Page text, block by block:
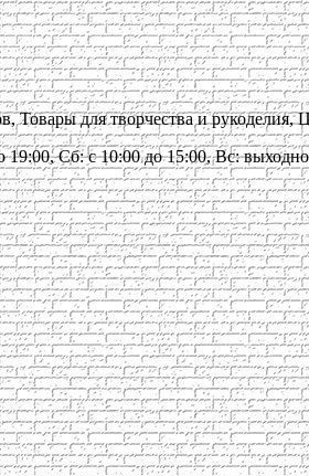
Товары для творчества и рукоделия,
19:00, Сб: с 10:00 до 15:00, Вс: